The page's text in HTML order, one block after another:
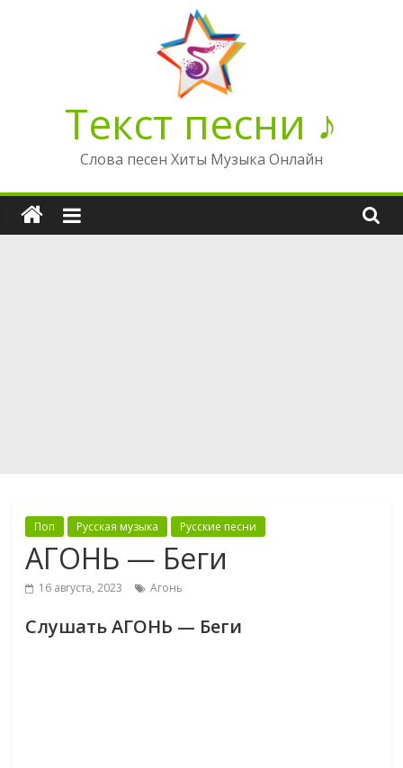
Текст песни ♪
Слова песен Хиты Музыка Онлайн
Поп Русская музыка Русские песни
АГОНЬ — Беги
16 августа, 2023 Агонь
Слушать АГОНЬ — Беги